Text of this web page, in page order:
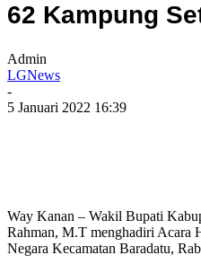
62 Kampung
Admin
LGNews
-
5 Januari 2022 16:39
Way Kanan – Wakil Bupati
Rahman, M.T menghadiri Acara
Negara Kecamatan Baradatu,